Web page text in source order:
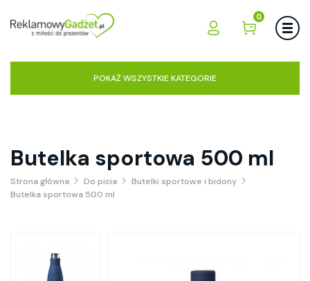
0
POKAŻ WSZYSTKIE KATEGORIE
Butelka sportowa 500 ml
Strona główna Do picia
Butelki sportowe i bidony
Butelka sportowa 500 ml